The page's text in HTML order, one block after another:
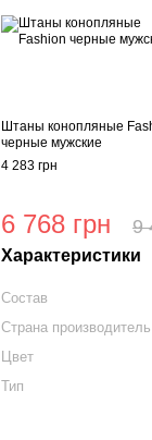
Штаны конопляные
черные мужские
4 283 грн
6 768 грн 9
Характеристики
Состав
Страна производитель
Цвет
Тип